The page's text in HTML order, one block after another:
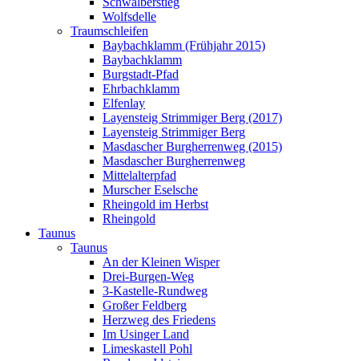
Wolfsdelle
Traumschleifen
Baybachklamm (Frühjahr 2015)
Baybachklamm
Burgstadt-Pfad
Ehrbachklamm
Elfenlay
Layensteig Strimmiger Berg (2017)
Layensteig Strimmiger Berg
Masdascher Burgherrenweg (2015)
Masdascher Burgherrenweg
Mittelalterpfad
Murscher Eselsche
Rheingold im Herbst
Rheingold
Taunus
Taunus
An der Kleinen Wisper
Drei-Burgen-Weg
3-Kastelle-Rundweg
Großer Feldberg
Herzweg des Friedens
Im Usinger Land
Limeskastell Pohl